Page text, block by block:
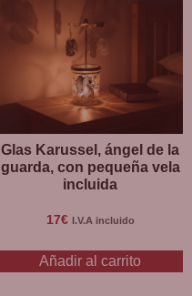
Glas Karussel, ángel de la
guarda, con pequeña vela
incluida
17€ I.V.A incluido
Añadir al carrito